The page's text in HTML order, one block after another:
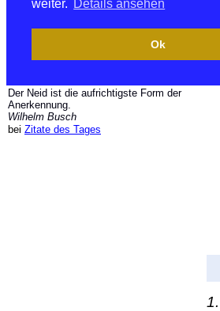
weiter. Details ansehen
Ok
Der Neid ist die aufrichtigste Form der
Anerkennung.
Wilhelm Busch
bei Zitate des Tages
1.